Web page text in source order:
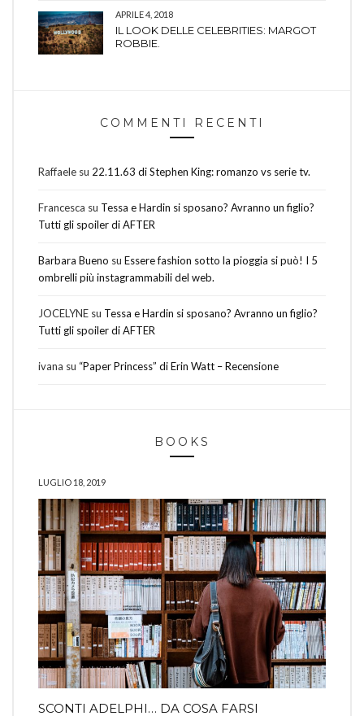
APRILE 4, 2018
IL LOOK DELLE CELEBRITIES: MARGOT
ROBBIE.
COMMENTI RECENTI
Raffaele su 22.11.63 di Stephen King: romanzo vs serie tv.
Francesca su Tessa e Hardin si sposano? Avranno un figlio?
Tutti gli spoiler di AFTER
Barbara Bueno su Essere fashion sotto la pioggia si può! I 5
ombrelli più instagrammabili del web.
JOCELYNE su Tessa e Hardin si sposano? Avranno un figlio?
Tutti gli spoiler di AFTER
ivana su “Paper Princess” di Erin Watt – Recensione
BOOKS
LUGLIO 18, 2019
SCONTI ADELPHI… DA COSA FARSI